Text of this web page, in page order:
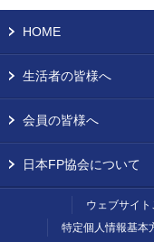
HOME
生活者の皆様へ
会員の皆様へ
日本FP協会について
ウェブサイ
特定個人情報基本